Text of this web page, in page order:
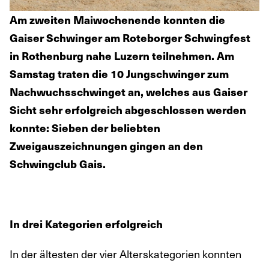
Am zweiten Maiwochenende konnten die
Gaiser Schwinger am Roteborger Schwingfest
in Rothenburg nahe Luzern teilnehmen. Am
Samstag traten die 10 Jungschwinger zum
Nachwuchsschwinget an, welches aus Gaiser
Sicht sehr erfolgreich abgeschlossen werden
konnte: Sieben der beliebten
Zweigauszeichnungen gingen an den
Schwingclub Gais.
In drei Kategorien erfolgreich
In der ältesten der vier Alterskategorien konnten